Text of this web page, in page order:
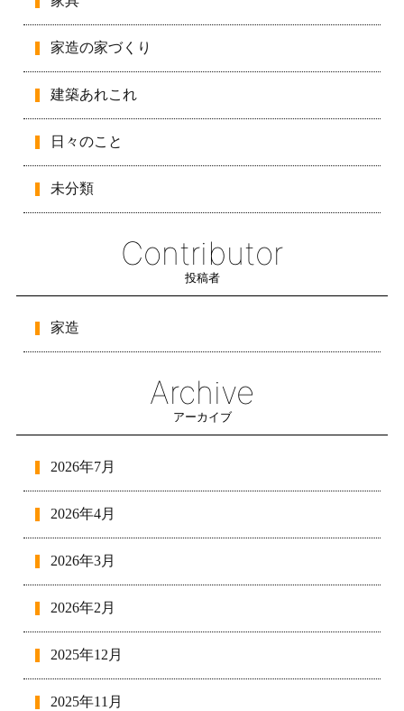
家造の家づくり
建築あれこれ
日々のこと
未分類
Contributor
投稿者
家造
Archive
アーカイブ
2026年7月
2026年4月
2026年3月
2026年2月
2025年12月
2025年11月